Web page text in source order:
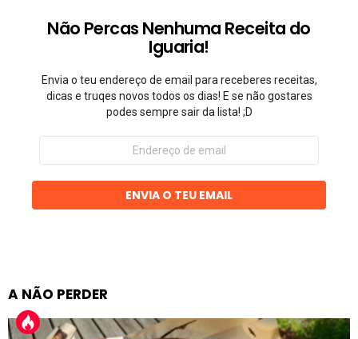
Não Percas Nenhuma Receita do
Iguaria!
Envia o teu endereço de email para receberes receitas,
dicas e truqes novos todos os dias! E se não gostares
podes sempre sair da lista! ;D
Endereço
email
ENVIA O TEU EMAIL
A NÃO PERDER